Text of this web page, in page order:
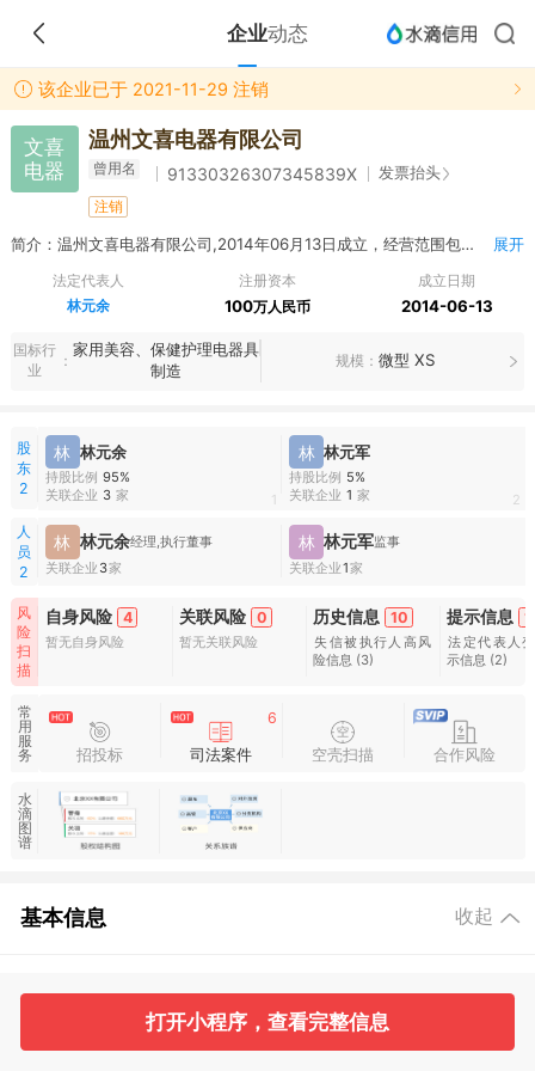
企业动态
该企业已于 2021-11-29 注销
文喜
电器
温州文喜电器有限公司
曾用名 91330326307345839X 发票抬头
注销
简介：温州文喜电器有限公司,2014年06月13日成立，经营范围包括小电器、美容美发工具及其他美容美发用品、按摩器制造、销售；网络信息咨询服务；企业管理咨询服务。（依法须经批准的项目，经相关部门批准后方可开展经营活动） 展开
法定代表人
林元余
注册资本
100万人民币
成立日期
2014-06-13
国标行
业
家用美容、保健护理电器具
制造
规模 微型 XS
股
东
2
林 林元余
持股比例 95%
关联企业 3 家 1
林 林元军
持股比例 5%
关联企业 1 家 2
人
员
2
林 林元余经理,执行董事
关联企业 3家
林 林元军监事
关联企业1家
风
险
扫
描
自身风险 4
暂无自身风险
关联风险 0
暂无关联风险
历史信息 10
失信被执行人高风
险信息 (3)
提示信息
法定代表人
示信息 (2)
常
用
服
务
招投标
6
司法案件 空壳扫描 合作风险
水
滴
图
谱
基本信息 收起
2 2
打开小程序，查看完整信息